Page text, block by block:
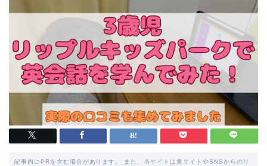
記事内にPRを含む場合があります。 また、当サイトは貴サイトやSNSからのリ